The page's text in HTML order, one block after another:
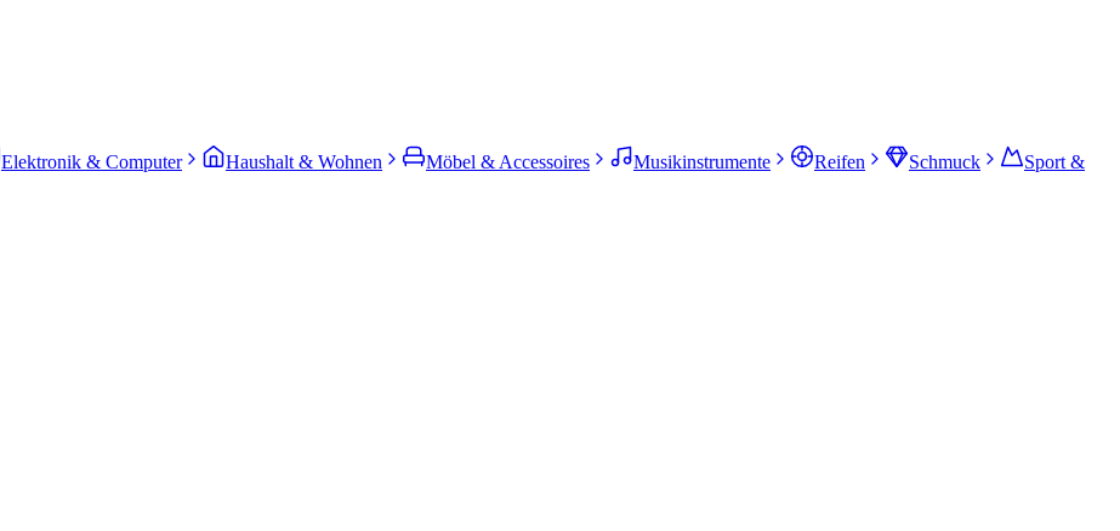
Elektronik & Computer Haushalt & Wohnen Möbel & Accessoires Musikinstrumente Reifen Schmuck
Sport &